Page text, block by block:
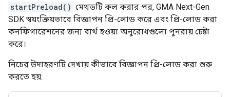
startPreload() মেথডটি কল করার পর, GMA Next-Gen
SDKস্বয়ংক্রিয়ভাবে বিজ্ঞাপন প্রি-লোড করে এবং প্রি-লোড করা
কনফিগারেশনের জন্য ব্যর্থ হওয়া অনুরোধগুলো পুনরায় চেষ্টা
করে।
নিচের উদাহরণটি দেখায় কীভাবে বিজ্ঞাপন প্রি-লোড করা শুরু
করতে হয়: